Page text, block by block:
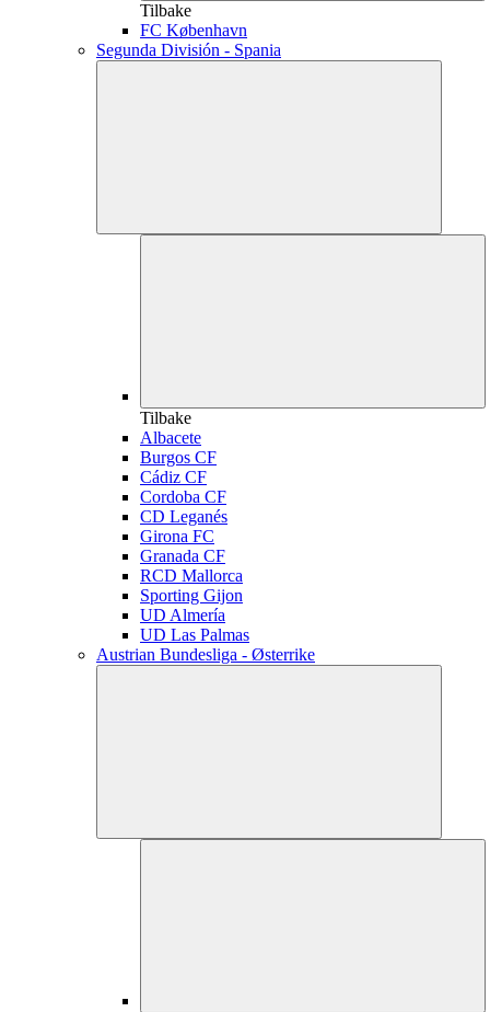
Tilbake
FC København
Segunda División - Spania
Tilbake
Albacete
Burgos CF
Cádiz CF
Cordoba CF
CD Leganés
Girona FC
Granada CF
RCD Mallorca
Sporting Gijon
UD Almería
UD Las Palmas
Austrian Bundesliga - Østerrike